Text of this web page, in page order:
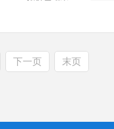
下一页 末页